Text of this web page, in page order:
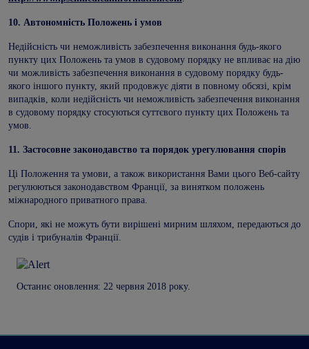
10. Автономність Положень і умов
Недійсність чи неможливість забезпечення виконання будь-якого
пункту цих Положень та умов в судовому порядку не впливає на дію
чи можливість забезпечення виконання в судовому порядку будь-
якого іншого пункту, який продовжує діяти в повному обсязі, крім
випадків, коли недійсність чи неможливість забезпечення виконання
в судовому порядку стосуються суттєвого пункту цих Положень та
умов.
11. Застосовне законодавство та порядок урегулювання спорів
Ці Положення та умови, а також використання Вами цього Веб-сайту
регулюються законодавством Франції, за винятком положень
міжнародного приватного права.
Спори, які не можуть бути вирішені мирним шляхом, передаються до
судів і трибуналів Франції.
Останнє оновлення: 22 червня 2018 року.